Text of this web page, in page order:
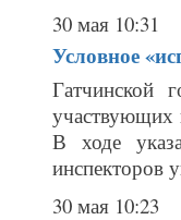
30 мая 10:31
Условное
Гатчинской
участвующих
В ходе
инспекторов
30 мая 10:23